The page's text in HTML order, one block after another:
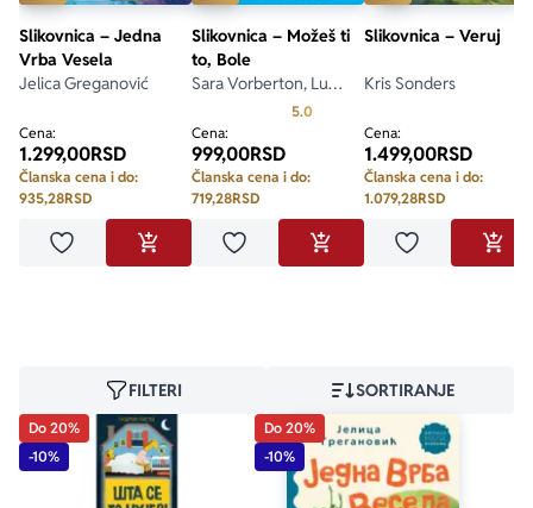
Slikovnica – Jedna
Vrba Vesela
Jelica Greganović
Cena:
1.299,00RSD
Članska cena i do:
935,28RSD
Dodaj u omiljeneDODAJ U KORPU
Slikovnica – Možeš ti
to, Bole
Sara Vorberton, Lu
5.0
Cena:
999,00RSD
Članska cena i do:
719,28RSD
Dodaj u omiljeneDODAJ U KORPU
Slikovnica – Veruj
Kris Sonders
Cena:
1.499,00RSD
Članska cena i do:
1.079,28RSD
Dodaj u
FILTERI SORTIRANJE
Do 20%
-10%
Do 20%
-10%